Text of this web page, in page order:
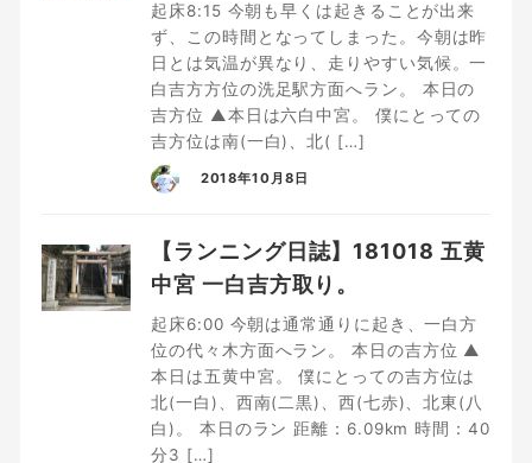
起床8:15 今朝も早くは起きることが出来
ず、この時間となってしまった。今朝は昨
日とは気温が異なり、走りやすい気候。一
白吉方方位の洗足駅方面へラン。 本日の
吉方位 ▲本日は六白中宮。 僕にとっての
吉方位は南(一白)、北( […]
2018年10月8日
【ランニング日誌】181018 五黄
中宮 一白吉方取り。
起床6:00 今朝は通常通りに起き、一白方
位の代々木方面へラン。 本日の吉方位 ▲
本日は五黄中宮。 僕にとっての吉方位は
北(一白)、西南(二黒)、西(七赤)、北東(八
白)。 本日のラン 距離：6.09km 時間：40
分3 […]